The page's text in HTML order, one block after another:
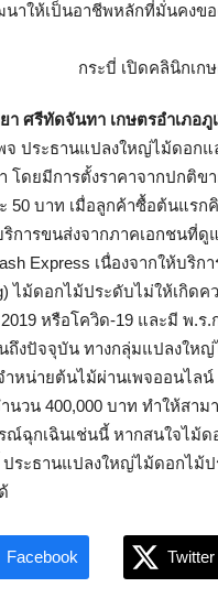
าให้เป็นอาชีพหลักที่มั่นคงขอ
า ศรีทัดจันทา เกษตรอำเภอภู
จ ประธานแปลงใหญ่ไม้ดอก
โดยมีการตั้งราคาจากปกติข
50 บาท เมื่อลูกค้าซื้อต้นแร
การขนส่งจากภาคเอกชนที่ดู
Express เนื่องจากให้บริก
ไม้ดอกไม้ประดับไม่ให้เกิด
หรือโควิด-19 และมี พ.ร
ถึงปัจจุบัน ทางกลุ่มแปลงให
ำหน่ายต้นไม้ผ่านเพจออนไล
ำนวน 400,000 บาท ทำให้สา
ณ์ฉุกเฉินเช่นนี้ หากสนใจไม้
ระธานแปลงใหญ่ไม้ดอกไม้ป
Facebook Twitter